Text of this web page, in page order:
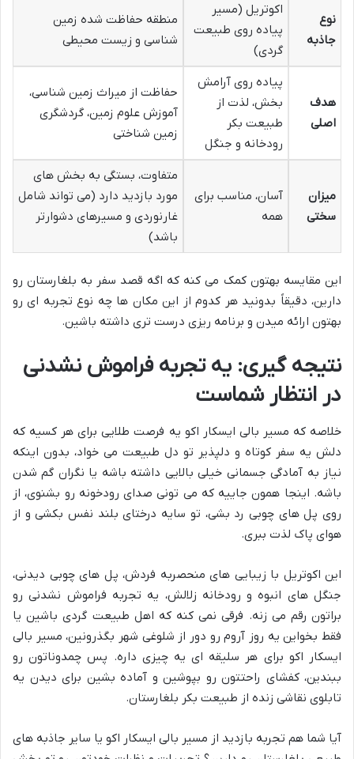
نوع
جاذبه
اکوتریل (مسیر
پیاده روی طبیعت
گردی)
منطقه حفاظت شده زمین
شناسی و زیست محیطی
هدف
اصلی
پیاده روی آرامش
بخش، لذت از
طبیعت بکر
رودخانه و جنگل
حفاظت از میراث زمین شناسی،
آموزش علوم زمین، گردشگری
زمین شناختی
میزان
سختی
آسان، مناسب برای
همه
متفاوت، بستگی به بخش های
مورد بازدید دارد (می تواند شامل
غارنوردی و مسیرهای دشوارتر
باشد)
این مقایسه بهتون کمک می کنه که اگه قصد سفر به بلغارستان رو
دارین، دقیقاً بدونید هر کدوم از این مکان ها چه نوع تجربه ای رو
بهتون ارائه میدن و برنامه ریزی درست تری داشته باشین.
نتیجه گیری: یه تجربه فراموش نشدنی
در انتظار شماست
خلاصه که مسیر بالی ایسکار اکو یه فرصت طلایی برای هر کسیه که
دلش یه سفر کوتاه و دلپذیر تو دل طبیعت می خواد، بدون اینکه
نیاز به آمادگی جسمانی خیلی بالایی داشته باشه یا نگران گم شدن
باشه. اینجا همون جاییه که می تونی صدای رودخونه رو بشنوی، از
روی پل های چوبی رد بشی، تو سایه درختای بلند نفس بکشی و از
هوای پاک لذت ببری.
این اکوتریل با زیبایی های منحصربه فردش، پل های چوبی دیدنی،
جنگل های انبوه و رودخانه زلالش، یه تجربه فراموش نشدنی رو
براتون رقم می زنه. فرقی نمی کنه که اهل طبیعت گردی باشین یا
فقط بخواین یه روز آروم رو دور از شلوغی شهر بگذرونین، مسیر بالی
ایسکار اکو برای هر سلیقه ای یه چیزی داره. پس چمدوناتون رو
ببندین، کفشای راحتتون رو بپوشین و آماده بشین برای دیدن یه
تابلوی نقاشی زنده از طبیعت بکر بلغارستان.
آیا شما هم تجربه بازدید از مسیر بالی ایسکار اکو یا سایر جاذبه های